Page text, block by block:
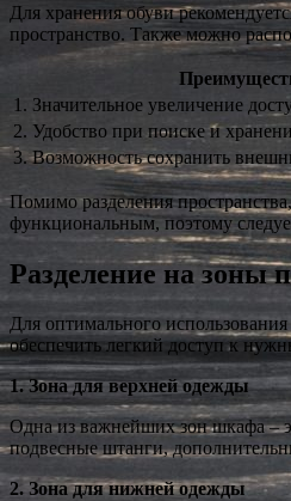
Для хранения обуви
пространство. Также можно
1. Значительное увеличение
2. Удобство при поиске и
3. Возможность сохранить
Помимо разделения
функциональным, поэтому
Разделение на зоны
Для оптимального
обеспечить легкий доступ к
1. Зона для верхней одежды
Одна из важнейших зон шкафа –
подвесные штанги,
2. Зона для нижней одежды